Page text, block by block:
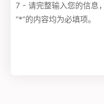
7 - 请完整输入您的信息
“*”的内容均为必填项。